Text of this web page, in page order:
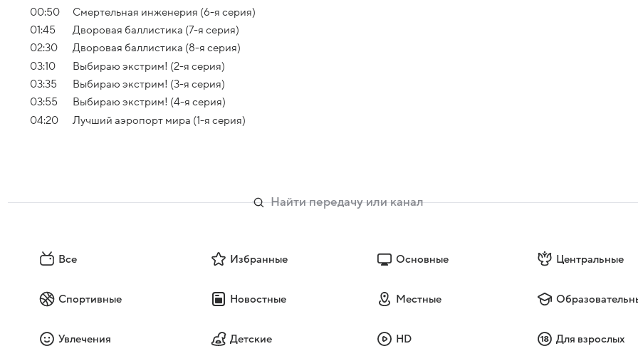
00:50
Смертельная инженерия (6-я серия)
01:45
Дворовая баллистика (7-я серия)
02:30
Дворовая баллистика (8-я серия)
03:10
Выбираю экстрим! (2-я серия)
03:35
Выбираю экстрим! (3-я серия)
03:55
Выбираю экстрим! (4-я серия)
04:20
Лучший аэропорт мира (1-я серия)
Все Избранные Основные Центральные
Спортивные Новостные Местные
Увлечения Детские HD Для взрослых